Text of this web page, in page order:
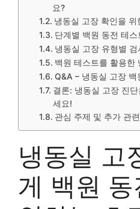
요?
냉동실 고장 확인을
단계별 백원 동전 테스
냉동실 고장 유형별 검
백원 테스트를 활용한
Q&A – 냉동실 고장 백
결론: 냉동실 고장 진
세요!
관심 주제 및 추가 관
냉동실 고
게 백원